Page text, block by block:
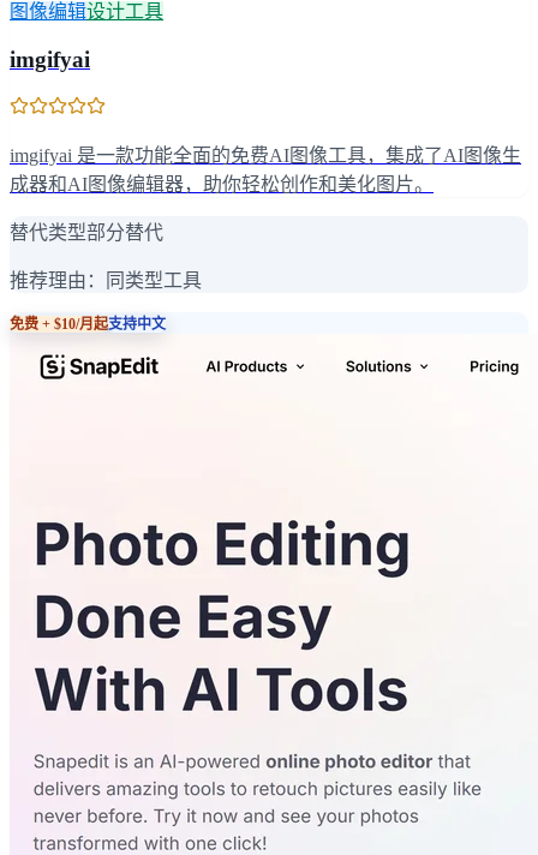
图像编辑设计工具
imgifyai
imgifyai 是一款功能全面的免费AI图像工具，集成了AI图像生
成器和AI图像编辑器，助你轻松创作和美化图片。
替代类型部分替代
推荐理由： 同类型工具
免费 + $10/月起支持中文